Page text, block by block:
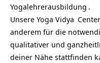
Yogalehrerausbildung .
Unsere Yoga Vidya
anderem für die
qualitativer und
deiner Nähe stattfinden